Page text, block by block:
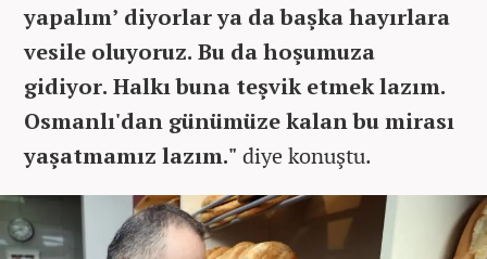
yapalım’ diyorlar ya da başka hayırlara
vesile oluyoruz. Bu da hoşumuza
gidiyor. Halkı buna teşvik etmek lazım.
Osmanlı'dan günümüze kalan bu mirası
yaşatmamız lazım." diye konuştu.